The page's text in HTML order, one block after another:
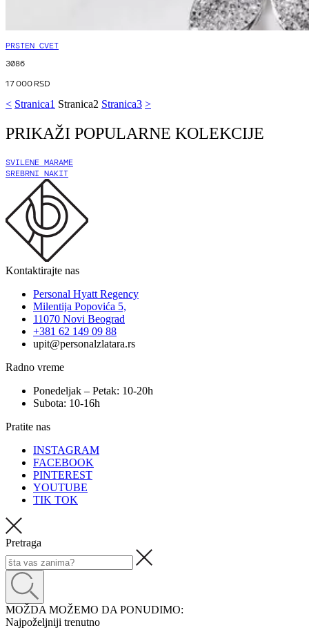
PRSTEN CVET
3086
17 000RSD
< Stranica1 Stranica2 Stranica3 >
PRIKAŽI POPULARNE KOLEKCIJE
SVILENE MARAME
SREBRNI NAKIT
Kontaktirajte nas
Personal Hyatt Regency
Milentija Popovića 5,
11070 Novi Beograd
+381 62 149 09 88
upit@personalzlatara.rs
Radno vreme
Ponedeljak – Petak: 10-20h
Subota: 10-16h
Pratite nas
INSTAGRAM
FACEBOOK
PINTEREST
YOUTUBE
TIK TOK
Pretraga
MOŽDA MOŽEMO DA PONUDIMO:
Najpoželjniji trenutno